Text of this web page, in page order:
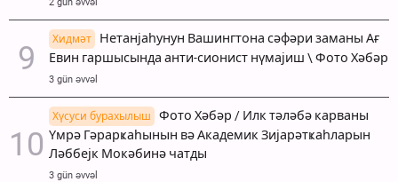
Хидмәт
Нетанјаһунун Вашингтона сәфәри заманы Ағ
Евин гаршысында анти-сионист нүмајиш \ Фото Хәбәр
3 gün əvvəl
Хүсуси бурахылыш
Фото Хәбәр / Илк тәләбә карваны
Үмрә Гәрарҝаһынын вә Академик Зијарәтҝаһларын
Ләббејк Мокәбинә чатды
3 gün əvvəl